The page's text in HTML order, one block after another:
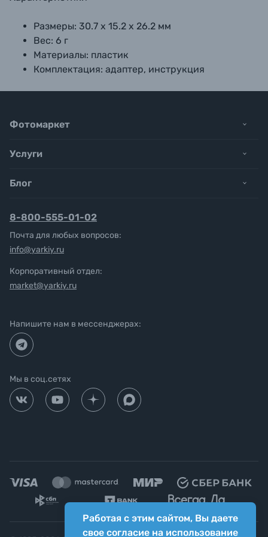
Размеры: 30.7 х 15.2 х 26.2 мм
Вес: 6 г
Материалы: пластик
Комплектация: адаптер, инструкция
Работая с этим сайтом, Вы даете
свое согласие на использование
Фотомаркет
Услуги
Блог
8-800-555-01-02
Почта для любых вопросов:
info@yarkiy.ru
Корпоративный отдел:
market@yarkiy.ru
Напишите нам в мессенджерах:
Мы в соц.сетях